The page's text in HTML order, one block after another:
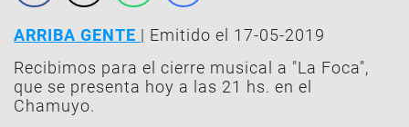
ARRIBA GENTE | Emitido el 17-05-2019
Recibimos para el cierre musical a "La Foca",
que se presenta hoy a las 21 hs. en el
Chamuyo.